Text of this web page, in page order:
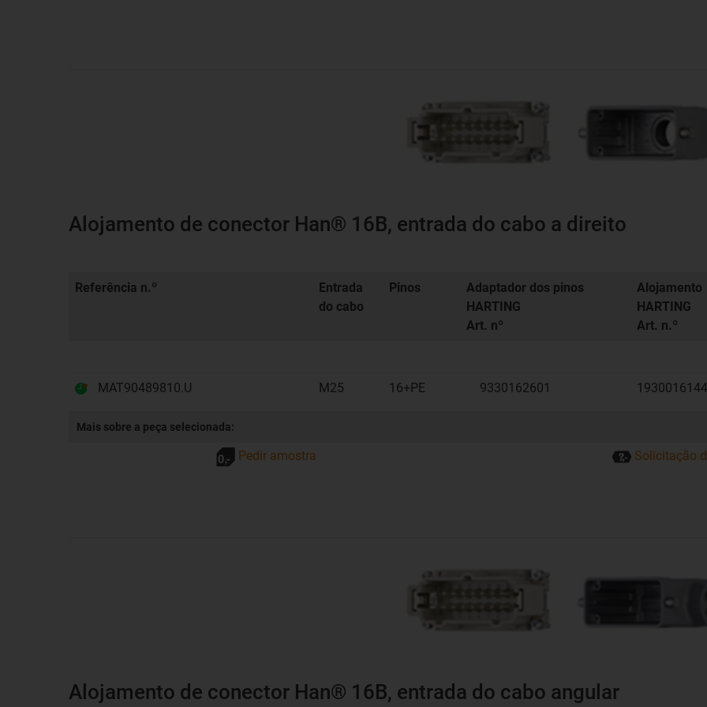
Alojamento de conector Han® 16B, entrada do cabo a direito
Referência n.º
Entrada
do cabo
Pinos
Adaptador dos pinos
HARTING
Art. nº
Alojamento
HARTING
Art. n.º
MAT90489810.U M25 16+PE 9330162601
Mais sobre a peça selecionada:
Pedir amostra Solicitação
Alojamento de conector Han® 16B, entrada do cabo angular